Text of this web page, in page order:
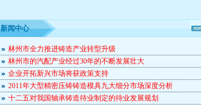
新闻中心
林州市全力推进铸造产业转型升级
林州市的汽配产业经过30年的不断发展壮大
企业开拓新兴市场将获政策支持
2011年大型精密压铸铸造模具九大细分市场深度分析
十二五对我国轴承铸造待业制定的待业发展规划